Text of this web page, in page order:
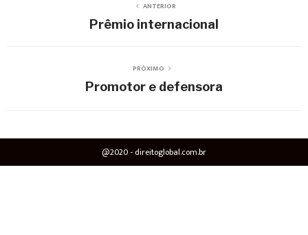
ANTERIOR
Prêmio internacional
PRÓXIMO
Promotor e defensora
@2020 - direitoglobal.com.br